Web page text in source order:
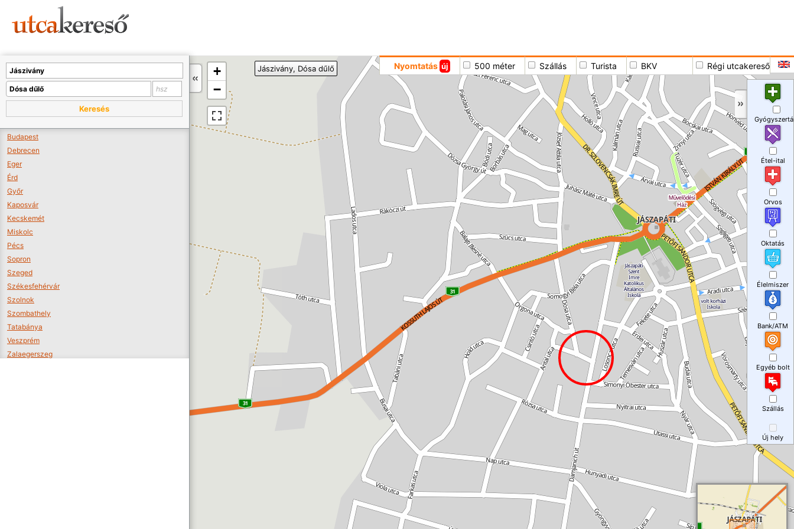
+
−
Nyomtatás új 500 méter Szállás Turista BKV Régi utcakereső
Jászivány, Dósa dűlő
Keresés
Budapest
Debrecen
Eger
Érd
Győr
Kaposvár
Kecskemét
Miskolc
Pécs
Sopron
Szeged
Székesfehérvár
Szolnok
Szombathely
Tatabánya
Veszprém
Zalaegerszeg
Étel-ital
Orvos
Oktatás
Élelmiszer
Bank/ATM
Egyéb bolt
Szállás
Új hely
A térképet kicsinyíteni kell, hogy látszódjanak a boltok.
Boltok látszódjanak >>